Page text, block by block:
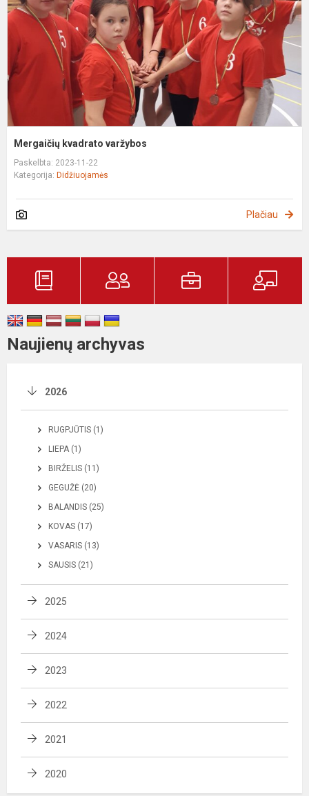
Mergaičių kvadrato varžybos
Paskelbta: 2023-11-22
Kategorija: Didžiuojamės
Plačiau
Naujienų archyvas
2026
RUGPJŪTIS (1)
LIEPA (1)
BIRŽELIS (11)
GEGUŽĖ (20)
BALANDIS (25)
KOVAS (17)
VASARIS (13)
SAUSIS (21)
2025
2024
2023
2022
2021
2020